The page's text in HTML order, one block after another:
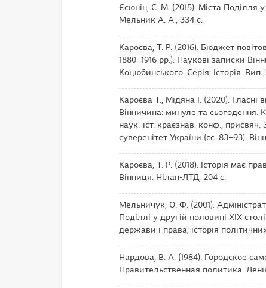
Єсюнін, С. М. (2015). Міста Поділля
Мельник А. А., 334 с.
Кароєва, Т. Р. (2016). Бюджет
1880–1916 рр.). Наукові записки
Коцюбинського. Серія: Історія. Вип.
Кароєва Т., Мідяна І. (2020).
Вінничина: минуле та сьогодення.
наук.-іст. краєзнав. конф.,
суверенітет України (сс. 83–93).
Кароєва, Т. Р. (2018). Історія має
Вінниця: Нілан-ЛТД, 204 с.
Мельничук, О. Ф. (2001).
Поділлі у другій половині XIX
держави і права; історія
Нардова, В. А. (1984). Городское
Правительственная политика.